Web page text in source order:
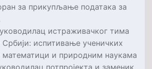
за прикупљање података за
истраживачког тима
Србији: испитивање ученичких
математици и природним наукама
потпројекта и заменик